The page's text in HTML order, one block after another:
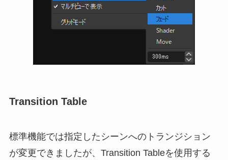
Transition Table
標準機能では指定したシーンへのトランジション
が変更できましたが、Transition Tableを使用する